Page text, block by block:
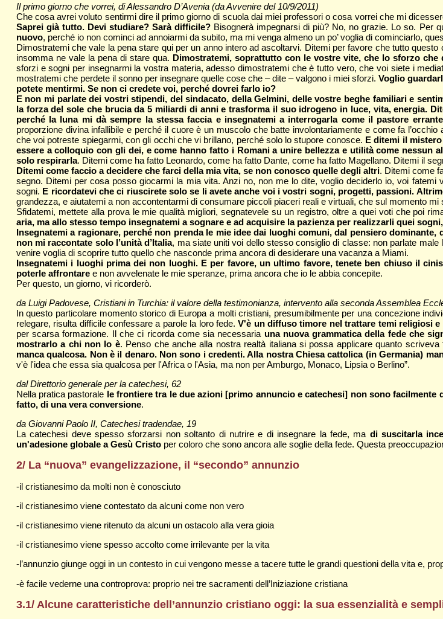
Il primo giorno che vorrei, di Alessandro D’Avenia (da Avvenire del 10/9/2011)
Che cosa avrei voluto sentirmi dire il primo giorno di scuola dai miei professori o cosa vorrei che mi
Saprei già tutto. Devi studiare? Sarà difficile? Bisognerà impegnarsi di più? No, no grazie. Lo so. Per
nuovo, perché io non cominci ad an­noiarmi da subito, ma mi venga alme­no un po’ voglia di cominciarlo,
Dimostratemi che vale la pena stare qui per un anno intero ad ascoltarvi. Dite­mi per favore che tutto
insomma ne vale la pena di sta­re qua. Dimostratemi, soprattutto con le vostre vite, che lo sforzo
sforzi e sogni per insegnarmi la vostra materia, adesso dimostratemi che è tutto vero, che voi siete i
mostratemi che perdete il sonno per insegnare quelle cose che – dite – valgono i miei sforzi. Vo­glio
potete mentirmi. Se non ci cre­dete voi, perché dovrei farlo io?
E non mi parlate dei vostri sti­pendi, del sindacato, della Gel­mini, delle vostre beghe familia­ri e
la forza del sole che brucia da 5 mi­liardi di anni e trasforma il suo i­drogeno in luce, vita, energia.
perché la luna mi dà sempre la stessa faccia e insegnatemi a interro­garla come il pastore
proporzione divina infallibile e perché il cuo­re è un muscolo che batte invo­lontariamente e come fa
che voi potreste spiegarmi, con gli occhi che vi brillano, perché solo lo stu­pore conosce. E ditemi il
essere a colloquio con gli dei, e come hanno fatto i Romani a u­nire bellezza e utilità come
solo respirarla. Ditemi come ha fatto Leonardo, come ha fatto Dante, come ha fatto Magellano. Ditemi il
Ditemi come faccio a decidere che far­ci della mia vita, se non conosco quel­le degli altri. Ditemi come
segno. Ditemi per cosa posso giocarmi la mia vita. Anzi no, non me lo dite, voglio deciderlo io, voi
sogni. E ricordatevi che ci riuscirete solo se li avete anche voi i vo­stri sogni, progetti, passioni.
grandezza, e aiutatemi a non accontentarmi di consumare piccoli piaceri reali e virtuali, che sul momen­to
Sfidatemi, mettete alla prova le mie qualità migliori, segnatevele su un registro, oltre a quei voti che poi
aria, ma allo stesso tempo insegnatemi a sognare e ad acquisire la pazienza per realizzarli quei
Insegnatemi a ragionare, perché non prenda le mie idee dai luoghi comuni, dal pensiero
non mi raccontate solo l’unità d’Italia, ma siate uniti voi dello stesso consiglio di classe: non parlate male
venire voglia di scoprire tutto quello che nasconde prima ancora di desiderare una vacanza a Miami.
Insegnatemi i luoghi prima dei non luoghi. E per favore, un ultimo favore, tenete ben chiuso il
poterle affrontaree non avvelenate le mie speranze, prima ancora che io le abbia concepite.
Per questo, un giorno, vi ricorderò.
da Luigi Padovese, Cristiani in Turchia: il valore della testimonianza, intervento alla seconda Assemblea
In questo particolare momento storico di Europa a molti cristiani, presumibilmente per una concezione
relegare, risulta difficile confessare a parole la loro fede.V'è un diffuso timore nel trattare temi religiosi
per scarsa formazione. Il che ci ricorda come sia necessaria una nuova grammatica della fede che
mostrarlo a chi non lo è. Penso che anche alla nostra realtà italiana si possa applicare quanto
manca qualcosa. Non è il denaro. Non sono i credenti. Alla nostra Chiesa cattolica (in Germania)
v'è l'idea che essa sia qualcosa per l'Africa o l'Asia, ma non per Amburgo, Monaco, Lipsia o Berlino”.
dal Direttorio generale per la catechesi, 62
Nella pratica pastorale le frontiere tra le due azioni [primo annuncio e catechesi] non sono
fatto, di una vera conversione.
da Giovanni Paolo II, Catechesi tradendae, 19
La catechesi deve spesso sforzarsi non soltanto di nutrire e di insegnare la fede, ma di suscitarla
un'adesione globale a Gesù Cristoper coloro che sono ancora alle soglie della fede. Questa
2/ La “nuova” evangelizzazione, il “secondo” annunzio
-il cristianesimo da molti non è conosciuto
-il cristianesimo viene contestato da alcuni come non vero
-il cristianesimo viene ritenuto da alcuni un ostacolo alla vera gioia
-il cristianesimo viene spesso accolto come irrilevante per la vita
-l’annunzio giunge oggi in un contesto in cui vengono messe a tacere tutte le grandi questioni della vita e,
-è facile vederne una controprova: proprio nei tre sacramenti dell’Iniziazione cristiana
3.1/ Alcune caratteristiche dell’annunzio cristiano oggi: la sua essenzialità e